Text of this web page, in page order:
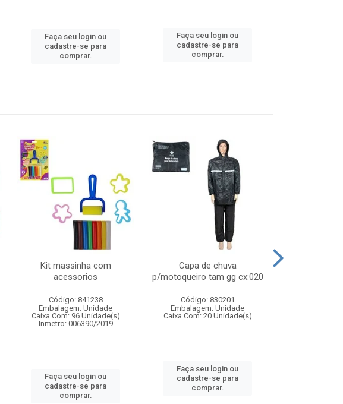
Faça seu login ou
cadastre-se para
comprar.
Faça seu login ou
cadastre-se para
comprar.
Kit massinha com
acessorios
Código: 841238
Embalagem: Unidade
Caixa Com: 96 Unidade(s)
Inmetro: 006390/2019
Faça seu login ou
cadastre-se para
comprar.
Capa de chuva
p/motoqueiro tam gg cx:020
Código: 830201
Embalagem: Unidade
Caixa Com: 20 Unidade(s)
Faça seu login ou
cadastre-se para
comprar.